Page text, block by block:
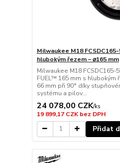
Milwaukee M18
hlubokým řezem – ⌀165 mm
Milwaukee M18 FCSDC165-
FUEL™ 165 mm s hlubokým
66 mm při 90° díky
systému a pilov...
24 078,00 CZK/ks
19 899,17 CZKbez DPH
Přidat